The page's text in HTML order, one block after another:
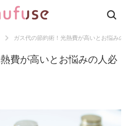
ガス代の節約術！光熱費が高いとお悩み
費が高いとお悩みの人必